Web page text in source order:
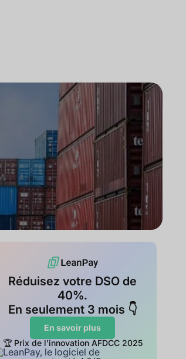
Réduisez votre DSO de
40%.
En seulement 3 mois 👇
En savoir plus
🏆 Prix de l'innovation AFDCC 2025